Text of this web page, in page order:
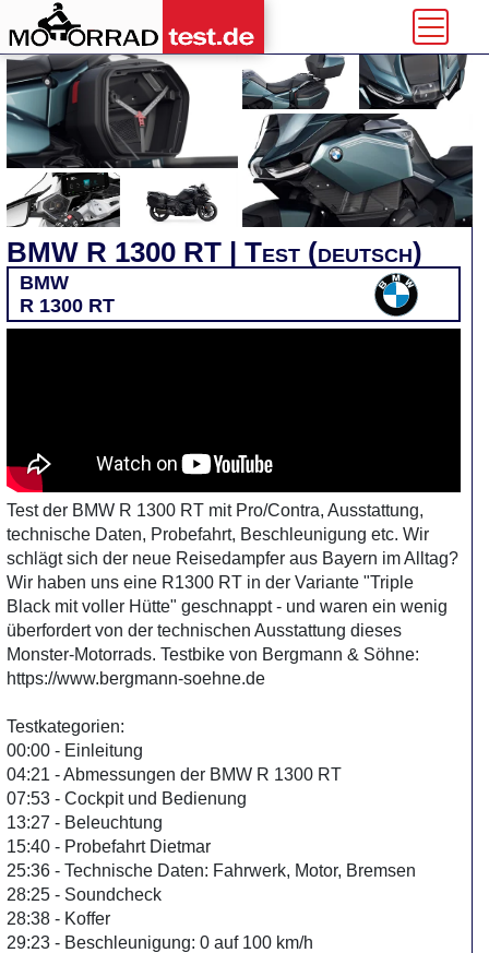
BMW R 1300 RT | Test (deutsch)
BMW
R 1300 RT
Test der BMW R 1300 RT mit Pro/Contra, Ausstattung,
technische Daten, Probefahrt, Beschleunigung etc. Wir
schlägt sich der neue Reisedampfer aus Bayern im Alltag?
Wir haben uns eine R1300 RT in der Variante "Triple
Black mit voller Hütte" geschnappt - und waren ein wenig
überfordert von der technischen Ausstattung dieses
Monster-Motorrads. Testbike von Bergmann & Söhne:
https://www.bergmann-soehne.de
Testkategorien:
00:00 - Einleitung
04:21 - Abmessungen der BMW R 1300 RT
07:53 - Cockpit und Bedienung
13:27 - Beleuchtung
15:40 - Probefahrt Dietmar
25:36 - Technische Daten: Fahrwerk, Motor, Bremsen
28:25 - Soundcheck
28:38 - Koffer
29:23 - Beschleunigung: 0 auf 100 km/h